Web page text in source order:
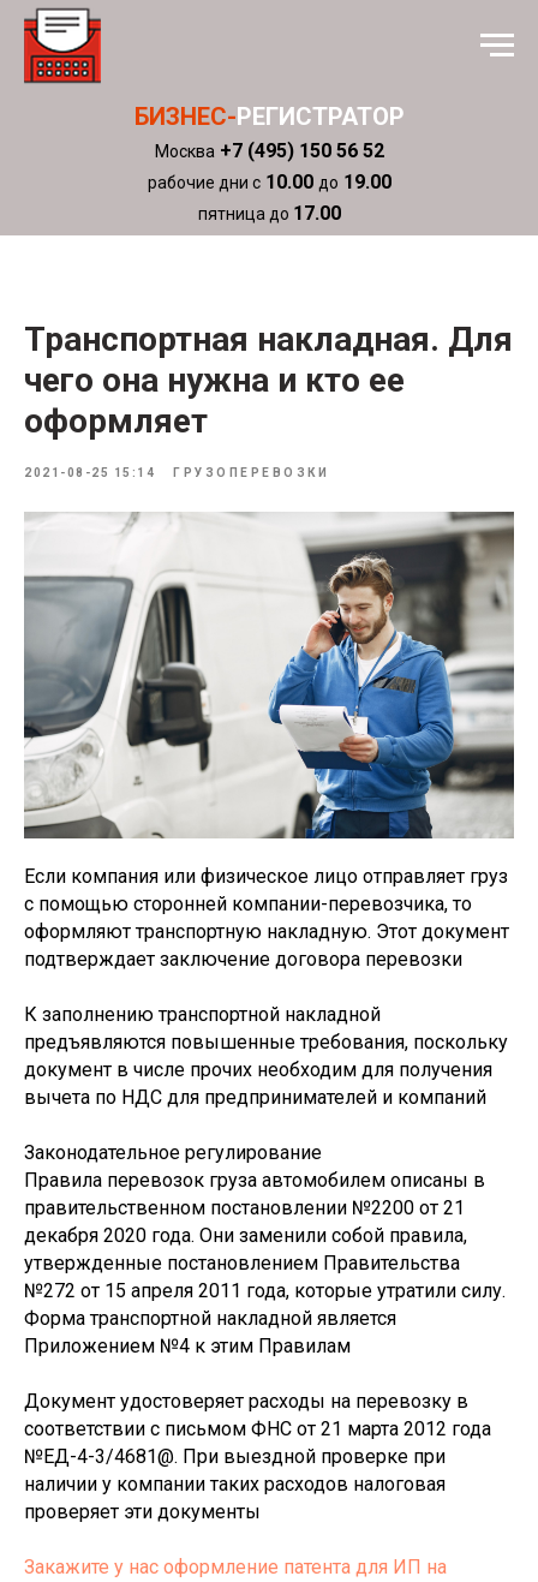
БИЗНЕС-РЕГИСТРАТОР
Москва +7 (495) 150 56 52
рабочие дни с 10.00 до 19.00
пятница до 17.00
Транспортная накладная. Для
чего она нужна и кто ее
оформляет
2021-08-25 15:14 ГРУЗОПЕРЕВОЗКИ
Если компания или физическое лицо отправляет груз
с помощью сторонней компании-перевозчика, то
оформляют транспортную накладную. Этот документ
подтверждает заключение договора перевозки
К заполнению транспортной накладной
предъявляются повышенные требования, поскольку
документ в числе прочих необходим для получения
вычета по НДС для предпринимателей и компаний
Законодательное регулирование
Правила перевозок груза автомобилем описаны в
правительственном постановлении №2200 от 21
декабря 2020 года. Они заменили собой правила,
утвержденные постановлением Правительства
№272 от 15 апреля 2011 года, которые утратили силу.
Форма транспортной накладной является
Приложением №4 к этим Правилам
Документ удостоверяет расходы на перевозку в
соответствии с письмом ФНС от 21 марта 2012 года
№ЕД-4-3/4681@. При выездной проверке при
наличии у компании таких расходов налоговая
проверяет эти документы
Закажите у нас оформление патента для ИП на